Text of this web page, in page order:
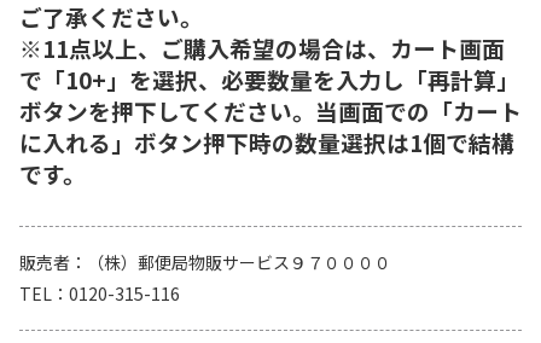
ご了承ください。
※11点以上、ご購入希望の場合は、カート画面
で「10+」を選択、必要数量を入力し「再計算」
ボタンを押下してください。当画面での「カート
に入れる」ボタン押下時の数量選択は1個で結構
です。
販売者
（株）郵便局物販サービス９７００００
TEL
0120-315-116